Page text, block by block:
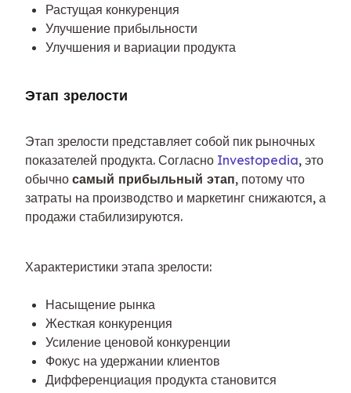
Растущая конкуренция
Улучшение прибыльности
Улучшения и вариации продукта
Этап зрелости
Этап зрелости представляет собой пик рыночных
показателей продукта. Согласно Investopedia, это
обычно самый прибыльный этап, потому что
затраты на производство и маркетинг снижаются, а
продажи стабилизируются.
Характеристики этапа зрелости:
Насыщение рынка
Жесткая конкуренция
Усиление ценовой конкуренции
Фокус на удержании клиентов
Дифференциация продукта становится